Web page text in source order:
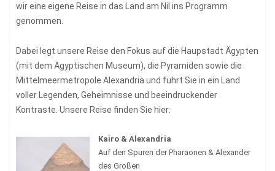
wir eine eigene Reise in das Land am Nil ins Programm
genommen.
Dabei legt unsere Reise den Fokus auf die Haupstadt Ägypten
(mit dem Ägyptischen Museum), die Pyramiden sowie die
Mittelmeermetropole Alexandria und führt Sie in ein Land
voller Legenden, Geheimnisse und beeindruckender
Kontraste. Unsere Reise finden Sie hier:
Kairo & Alexandria
Auf den Spuren der Pharaonen & Alexander
des Großen